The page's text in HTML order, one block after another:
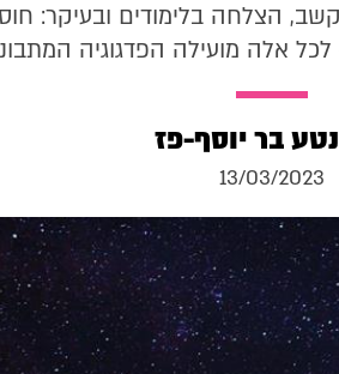
הצלחה בלימודים ובעיקר:
אלה מועילה הפדגוגיה
בר יוסף-פז
13/03/2023